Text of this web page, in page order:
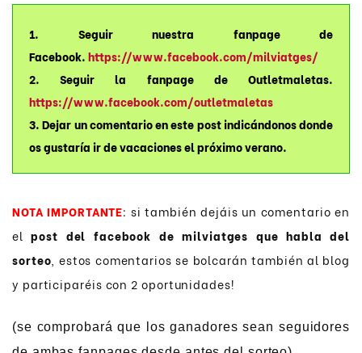
1. Seguir nuestra fanpage de
Facebook.https://www.facebook.com/milviatges/
2. Seguir la fanpage de Outletmaletas.
https://www.facebook.com/outletmaletas
3. Dejar un comentario en este post indicándonos donde
os gustaría ir de vacaciones el próximo verano.
NOTA IMPORTANTE: si también dejáis un comentario en
elpost del facebook de milviatges que habla del
sorteo , estos comentarios se bolcarán también al blog
y participaréis con 2 oportunidades!
(se comprobará que los ganadores sean seguidores